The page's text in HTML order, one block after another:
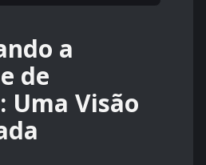
a
de
Uma Visão